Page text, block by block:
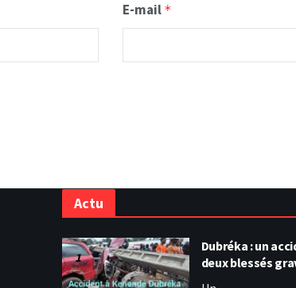
E-mail *
Actu
Dubréka : un
deux blessés